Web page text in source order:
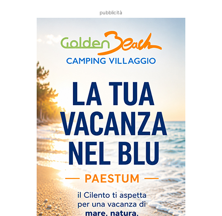
pubblicità